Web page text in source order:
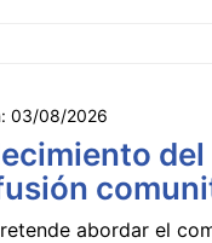
03/08/2026
abordar el